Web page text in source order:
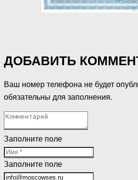
ДОБАВИТЬ
Ваш номер телефона не будет
обязательны для заполнения.
Заполните поле
Заполните поле